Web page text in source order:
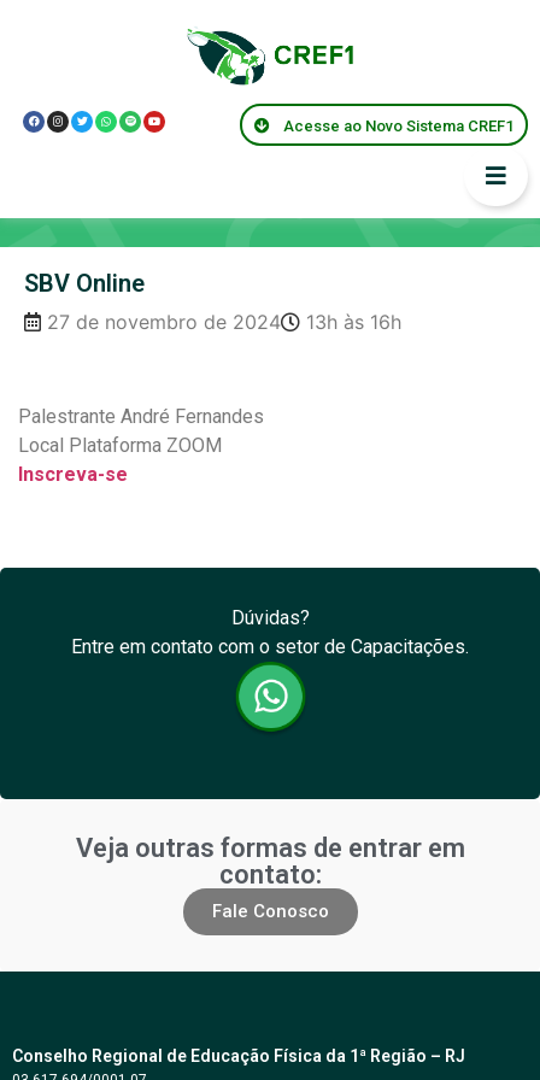
Acesse ao Novo Sistema CREF1
SBV Online
27 de novembro de 2024 13h às 16h
Palestrante André Fernandes
Local Plataforma ZOOM
Inscreva-se
Dúvidas?
Entre em contato com o setor de Capacitações.
Veja outras formas de entrar em
contato:
Fale Conosco
Conselho Regional de Educação Física da 1ª Região – RJ